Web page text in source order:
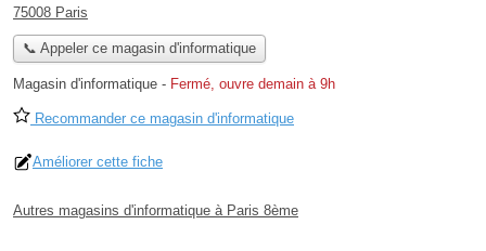
75008 Paris
📞 Appeler ce magasin d'informatique
Magasin d'informatique - Fermé, ouvre demain à 9h
Recommander ce magasin d'informatique
Améliorer cette fiche
Autres magasins d'informatique à Paris 8ème